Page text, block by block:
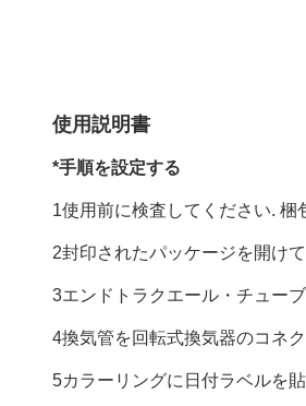
使用説明書
*手順を設定する
1使用前に検査してください.
2封印されたパッケージを開け
3エンドトラクエール・チュー
4換気管を回転式換気器のコネ
5カラーリングに日付ラベルを